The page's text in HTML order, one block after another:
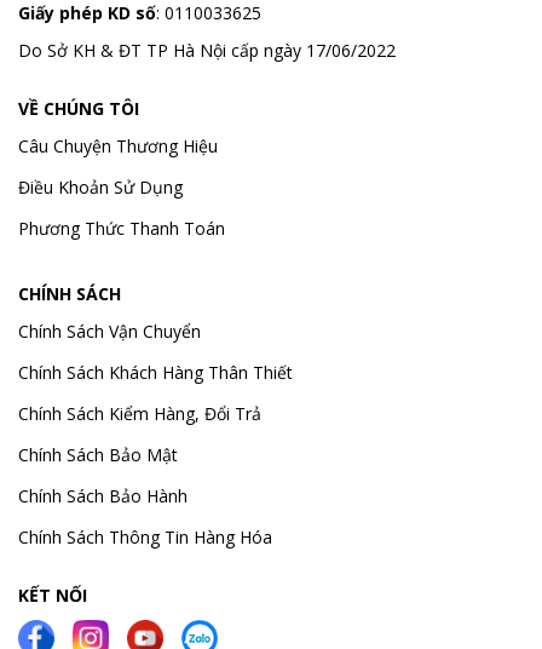
Giấy phép KD số: 0110033625
Do Sở KH & ĐT TP Hà Nội cấp ngày 17/06/2022
VỀ CHÚNG TÔI
Câu Chuyện Thương Hiệu
Điều Khoản Sử Dụng
Phương Thức Thanh Toán
CHÍNH SÁCH
Chính Sách Vận Chuyển
Chính Sách Khách Hàng Thân Thiết
Chính Sách Kiểm Hàng, Đổi Trả
Chính Sách Bảo Mật
Chính Sách Bảo Hành
Chính Sách Thông Tin Hàng Hóa
KẾT NỐI